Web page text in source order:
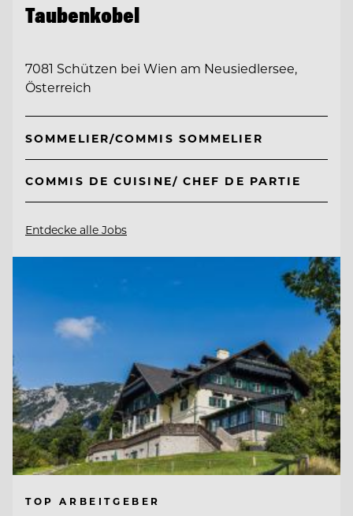
Taubenkobel
7081 Schützen bei Wien am Neusiedlersee,
Österreich
SOMMELIER/COMMIS SOMMELIER
COMMIS DE CUISINE/ CHEF DE PARTIE
Entdecke alle Jobs
TOP ARBEITGEBER